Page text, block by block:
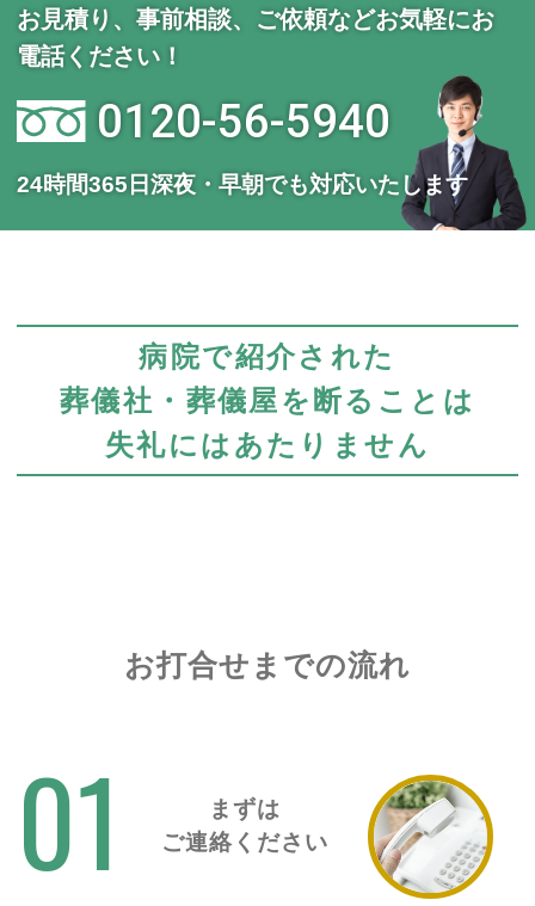
お見積り、事前相談、ご依頼などお気軽にお
電話ください！
0120-56-5940
24時間365日深夜・早朝でも対応いたします
病院で紹介された
葬儀社・葬儀屋を断ることは
失礼にはあたりません
お打合せまでの流れ
01
まずは
ご連絡ください